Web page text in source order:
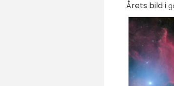
Årets bild i